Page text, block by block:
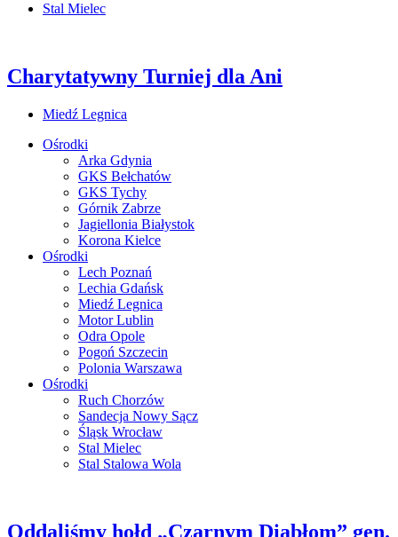
Stal Mielec
Charytatywny Turniej dla Ani
Miedź Legnica
Ośrodki
Arka Gdynia
GKS Bełchatów
GKS Tychy
Górnik Zabrze
Jagiellonia Białystok
Korona Kielce
Ośrodki
Lech Poznań
Lechia Gdańsk
Miedź Legnica
Motor Lublin
Odra Opole
Pogoń Szczecin
Polonia Warszawa
Ośrodki
Ruch Chorzów
Sandecja Nowy Sącz
Śląsk Wrocław
Stal Mielec
Stal Stalowa Wola
Oddaliśmy hołd „Czarnym Diabłom” gen.